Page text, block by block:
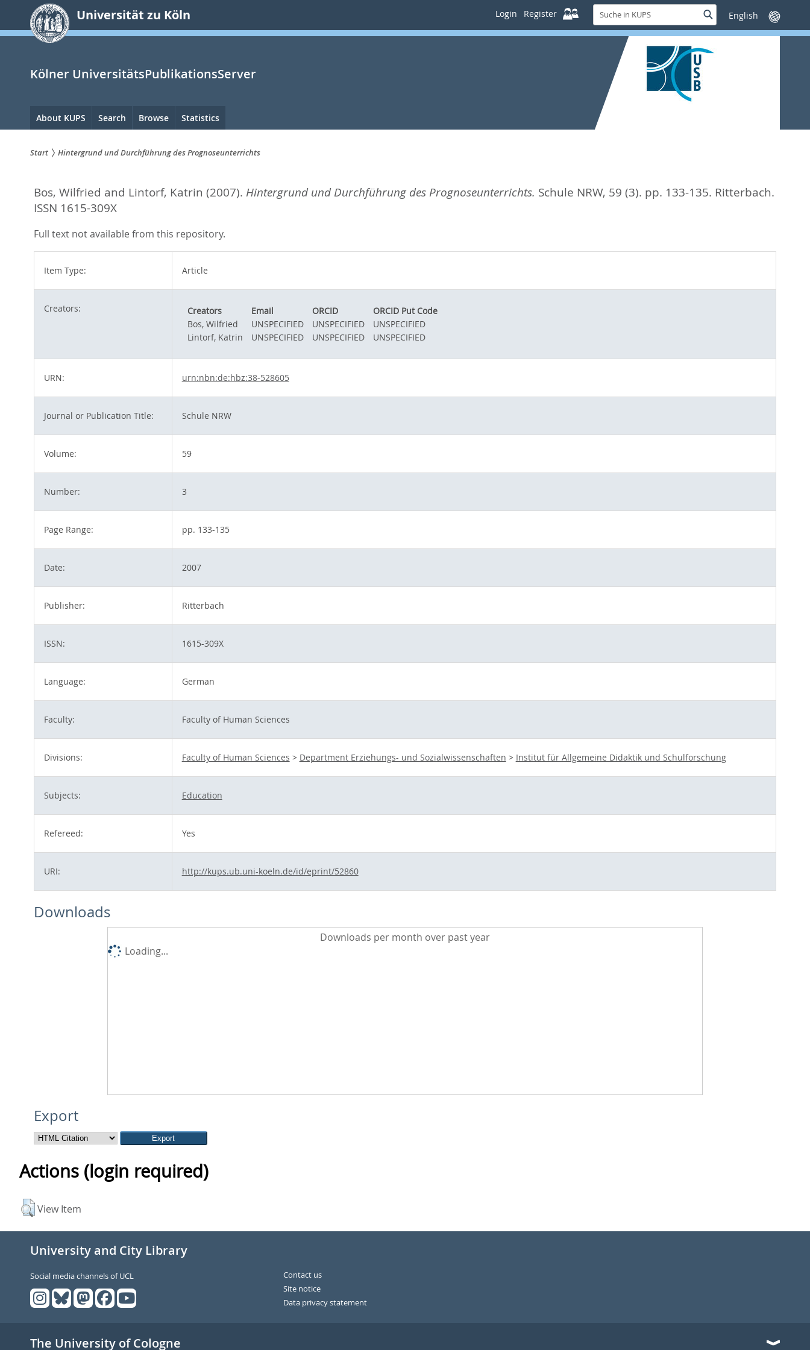
springen
Universität zu Köln Login Register
Suche
in
KUPS
SucheSprache
wechseln
Kölner UniversitätsPublikationsServer
Hauptnavigation
About KUPS Search Browse Statistics
sind
hier:
Start Hintergrund und Durchführung des Prognoseunterrichts
Bos, Wilfried and Lintorf, Katrin (2007). Hintergrund und Durchführung des Prognoseunterrichts. Schule NRW, 59 (3). pp. 133-135. Ritterbach.
ISSN 1615-309X
Full text not available from this repository.
Item Type: Article
Creators: Creators Email ORCID
ORCID Put Code
Bos, Wilfried
UNSPECIFIED UNSPECIFIED
UNSPECIFIED
Lintorf, Katrin
UNSPECIFIED UNSPECIFIED UNSPECIFIED
URN: urn:nbn:de:hbz:38-528605
Journal or Publication Title: Schule NRW
Volume: 59
Number: 3
Page Range: pp. 133-135
Date: 2007
Publisher: Ritterbach
ISSN: 1615-309X
Language: German
Faculty: Faculty of Human Sciences
Divisions: Faculty of Human Sciences > Department Erziehungs- und Sozialwissenschaften > Institut für Allgemeine Didaktik und Schulforschung
Subjects: Education
Refereed: Yes
URI: http://kups.ub.uni-koeln.de/id/eprint/52860
Downloads
Downloads per month over past year
Loading...
Export
Actions (login required)
View Item
University and City Library
Social media channels of UCL
Contact us
Site notice
Data privacy statement
The University of Cologne